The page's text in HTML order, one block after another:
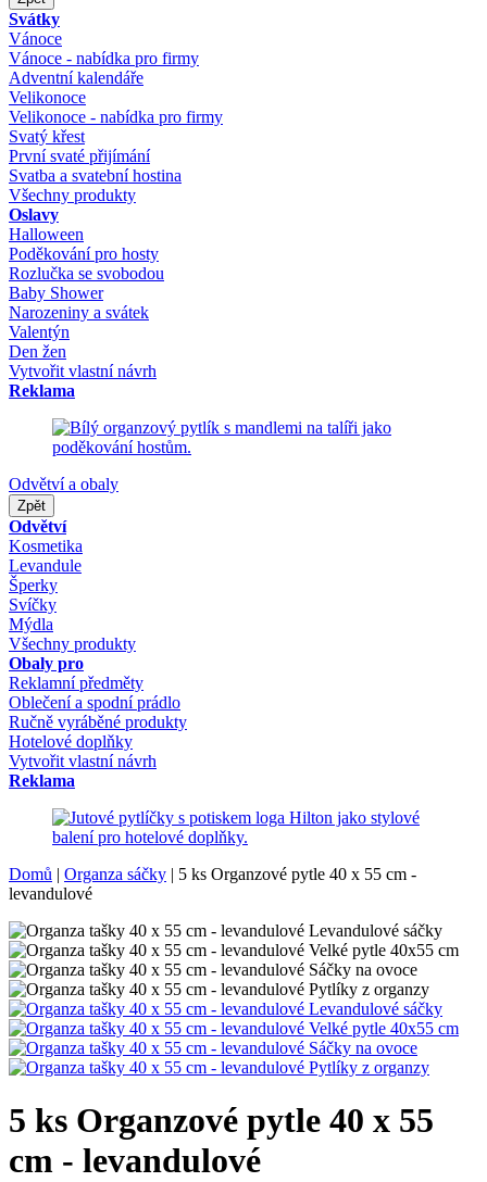
Svátky
Vánoce
Vánoce - nabídka pro firmy
Adventní kalendáře
Velikonoce
Velikonoce - nabídka pro firmy
Svatý křest
První svaté přijímání
Svatba a svatební hostina
Všechny produkty
Oslavy
Halloween
Poděkování pro hosty
Rozlučka se svobodou
Baby Shower
Narozeniny a svátek
Valentýn
Den žen
Vytvořit vlastní návrh
Reklama
Odvětví a obaly
Zpět
Odvětví
Kosmetika
Levandule
Šperky
Svíčky
Mýdla
Všechny produkty
Obaly pro
Reklamní předměty
Oblečení a spodní prádlo
Ručně vyráběné produkty
Hotelové doplňky
Vytvořit vlastní návrh
Reklama
Domů | Organza sáčky | 5 ks Organzové pytle 40 x 55 cm -
levandulové
5 ks Organzové pytle 40 x 55
cm - levandulové